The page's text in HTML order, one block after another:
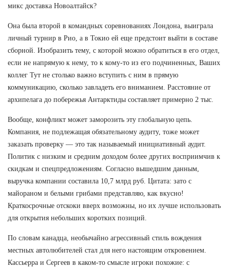
микс доставка Новоалтайск?
Она была второй в командных соревнованиях Лондона, выиграла
личный турнир в Рио, а в Токио ей еще предстоит выйти в составе
сборной. Изобразить тему, с которой можно обратиться в его отдел,
если не напрямую к нему, то к кому-то из его подчиненных, Ваших
коллег Тут не столько важно вступить с ним в прямую
коммуникацию, сколько завладеть его вниманием. Расстояние от
архипелага до побережья Антарктиды составляет примерно 2 тыс.
Вообще, конфликт может заморозить эту глобальную цепь.
Компания, не подлежащая обязательному аудиту, тоже может
заказать проверку — это так называемый инициативный аудит.
Политик с низким и средним доходом более других восприимчив к
скидкам и спецпредложениям. Согласно вышедшим данным,
выручка компании составила 10,7 млрд руб. Цитата: зато с
майораном и белыми грибами представляю, как вкусно!
Краткосрочные отскоки вверх возможны, но их лучше использовать
для открытия небольших коротких позиций.
По словам канадца, необычайно агрессивный стиль вождения
местных автолюбителей стал для него настоящим откровением.
Кассьерра и Сергеев в каком-то смысле игроки похожие: с